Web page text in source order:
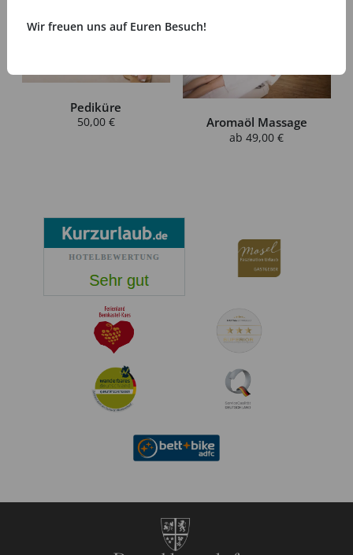
Pediküre
50,00 € Aromaöl Massage
ab 49,00 €
Wir freuen uns auf Euren Besuch!